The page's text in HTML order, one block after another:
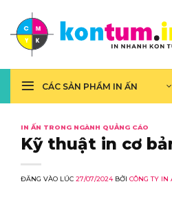
content
CÁC SẢN PHẨM IN ẤN
IN ẤN TRONG NGÀNH QUẢNG CÁO
Kỹ thuật in cơ
ĐĂNG VÀO LÚC 27/07/2024BỞI CÔNG TY IN